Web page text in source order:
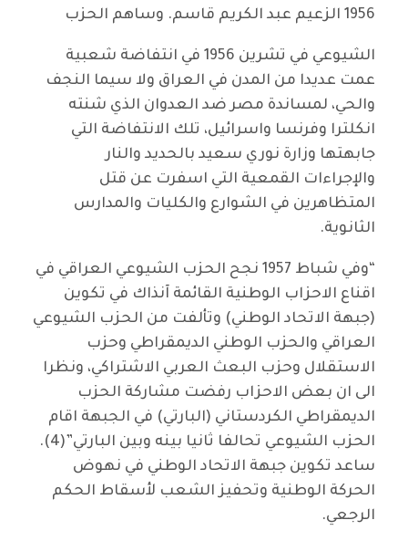
1956 الزعيم عبد الكريم قاسم. وساهم الحزب
الشيوعي في تشرين 1956 في انتفاضة شعبية
عمت عديدا من المدن في العراق ولا سيما النجف
والحي، لمساندة مصر ضد العدوان الذي شنته
انكلترا وفرنسا واسرائيل، تلك الانتفاضة التي
جابهتها وزارة نوري سعيد بالحديد والنار
والإجراءات القمعية التي اسفرت عن قتل
المتظاهرين في الشوارع والكليات والمدارس
الثانوية.
“وفي شباط 1957 نجح الحزب الشيوعي العراقي في
اقناع الاحزاب الوطنية القائمة آنذاك في تكوين
(جبهة الاتحاد الوطني) وتألفت من الحزب الشيوعي
العراقي والحزب الوطني الديمقراطي وحزب
الاستقلال وحزب البعث العربي الاشتراكي، ونظرا
الى ان بعض الاحزاب رفضت مشاركة الحزب
الديمقراطي الكردستاني (البارتي) في الجبهة اقام
الحزب الشيوعي تحالفا ثانيا بينه وبين البارتي”(4).
ساعد تكوين جبهة الاتحاد الوطني في نهوض
الحركة الوطنية وتحفيز الشعب لأسقاط الحكم
الرجعي.